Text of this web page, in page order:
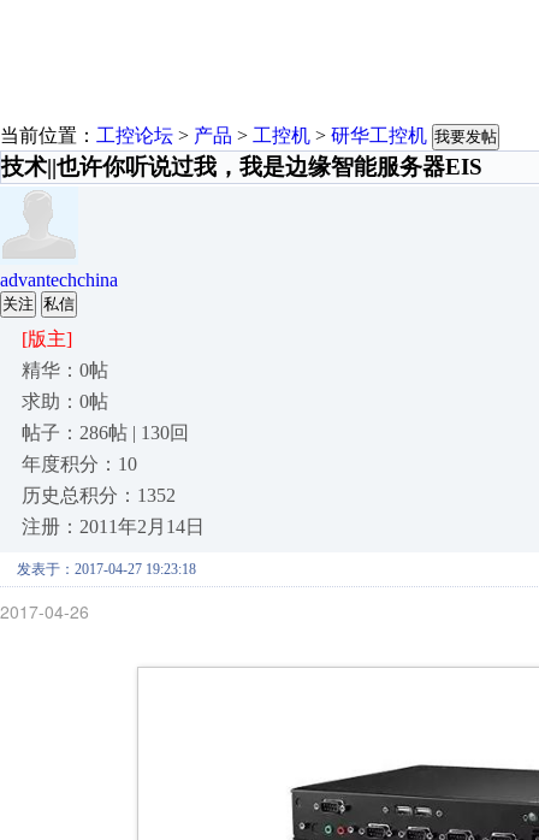
当前位置： 工控论坛 > 产品 > 工控机 > 研华工控机 我要发帖
技术||也许你听说过我，我是边缘智能服务器EIS
advantechchina
关注 私信
[版主]
精华：0帖
求助：0帖
帖子：286帖 | 130回
年度积分：10
历史总积分：1352
注册：2011年2月14日
发表于：2017-04-27 19:23:18
2017-04-26